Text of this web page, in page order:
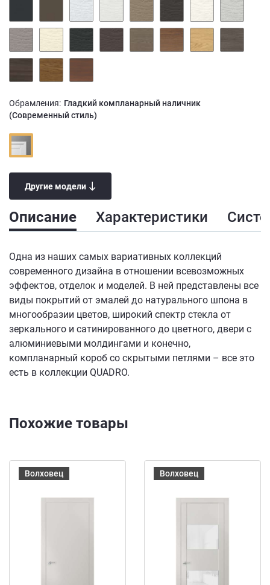
Описание Характеристики
Одна из наших самых вариативных коллекций
современного дизайна в отношении всевозможных
эффектов, отделок и моделей. В ней представлены все
виды покрытий от эмалей до натурального шпона в
многообразии цветов, широкий спектр стекла от
зеркального и сатинированного до цветного, двери с
алюминиевыми молдингами и конечно,
компланарный короб со скрытыми петлями – все это
есть в коллекции QUADRO.
Обрамления: Гладкий компланарный наличник
(Современный стиль)
Другие модели
Похожие товары
Волховец Волховец